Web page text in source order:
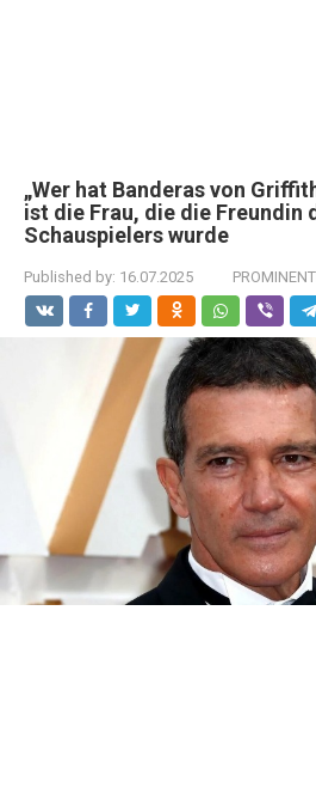
„Wer hat Banderas von
ist die Frau, die die Freundin
Schauspielers wurde
Published by: 16.07.2025